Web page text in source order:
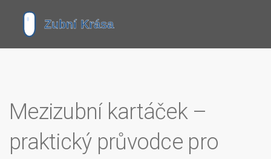
Mezizubní kartáček –
praktický průvodce pro